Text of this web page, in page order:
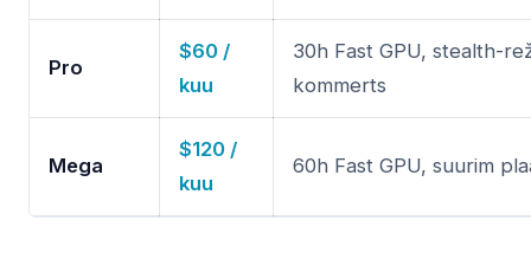
Pro
$60 /
kuu
30h Fast GPU, stealth-
kommerts
Mega
$120 /
kuu
60h Fast GPU, suurim